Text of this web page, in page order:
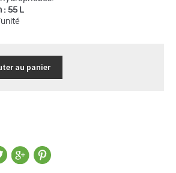
: 55 L
au panier